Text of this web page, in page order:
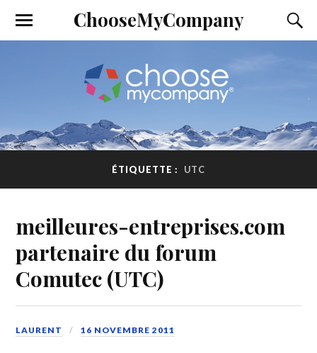
ChooseMyCompany
ÉTIQUETTE : UTC
meilleures-entreprises.com
partenaire du forum
Comutec (UTC)
LAURENT 16 NOVEMBRE 2011